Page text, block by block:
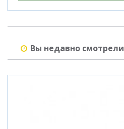
Вы недавно смотрели